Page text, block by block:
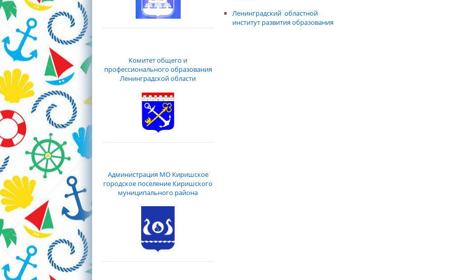
Комитет общего и
профессионального образования
Ленинградской области
Администрация МО Киришское
городское поселение Киришского
муниципального района
Ленинградский областной
институт развития образования